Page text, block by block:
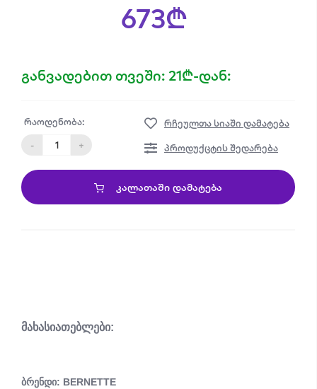
673₾
განვადებით თვეში: 21₾-დან:
რაოდენობა:
- +
რჩეულთა სიაში დამატება
პროდუქცტის შედარება
ᲙᲐᲚᲐᲗᲐᲨᲘ ᲓᲐᲛᲐᲢᲔᲑᲐ
მახასიათებლები:
ბრენდი: BERNETTE